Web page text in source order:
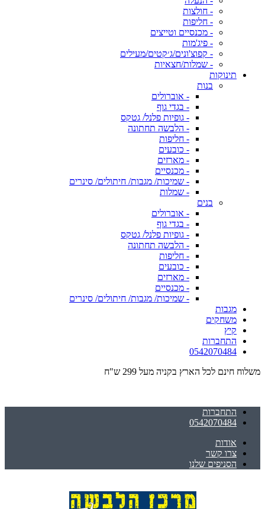
- חולצות
- חליפות
- מכנסיים וטייצים
- פיג'מות
- קפוצ'ונים/ג׳קטים/מעילים
- שמלות/חצאיות
תינוקות
בנות
- אוברולים
- בגדי גוף
- גופיות פלנל/ גטקס
- הלבשה תחתונה
- חליפות
- כובעים
- מארזים
- מכנסיים
- שמיכות/ מגבות/ חיתולים/ סינרים
- שמלות
בנים
- אוברולים
- בגדי גוף
- גופיות פלנל/ גטקס
- הלבשה תחתונה
- חליפות
- כובעים
- מארזים
- מכנסיים
- שמיכות/ מגבות/ חיתולים/ סינרים
מגבות
משחקים
קיץ
התחברות
0542070484
משלוח חינם לכל הארץ בקניה מעל 299 ש"ח
התחברות
0542070484
אודות
צרו קשר
הסניפים שלנו